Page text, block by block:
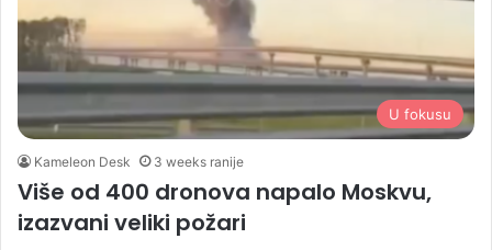
U fokusu
Kameleon Desk 3 weeks ranije
Više od 400 dronova napalo Moskvu,
izazvani veliki požari